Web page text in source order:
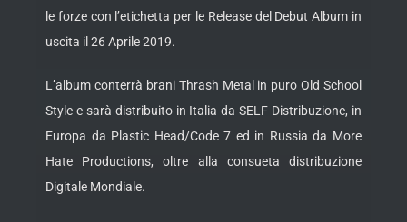
le forze con l’etichetta per le Release del Debut Album in
uscita il 26 Aprile 2019.
L’album conterrà brani Thrash Metal in puro Old School
Style e sarà distribuito in Italia da SELF Distribuzione, in
Europa da Plastic Head/Code 7 ed in Russia da More
Hate Productions, oltre alla consueta distribuzione
Digitale Mondiale.